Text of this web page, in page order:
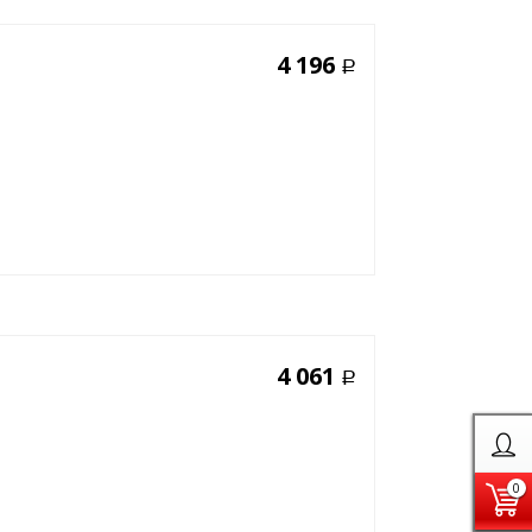
0
4 196 Р
4 061 Р